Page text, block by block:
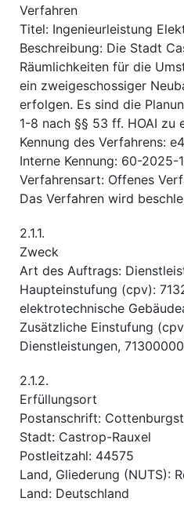
Verfahren
Titel: Ingenieurleistung
Beschreibung: Die Stadt
Räumlichkeiten für die
ein zweigeschossiger
erfolgen. Es sind die
1-8 nach §§ 53 ff. HOAI zu
Kennung des Verfahrens:
Interne Kennung: 60-2025-
Verfahrensart: Offenes
Das Verfahren wird
2.1.1.
Zweck
Art des Auftrags:
Haupteinstufung (cpv):
elektrotechnische
Zusätzliche Einstufung (cpv
Dienstleistungen, 71300000
2.1.2.
Erfüllungsort
Postanschrift:
Stadt: Castrop-Rauxel
Postleitzahl: 44575
Land, Gliederung (NUTS):
Land: Deutschland